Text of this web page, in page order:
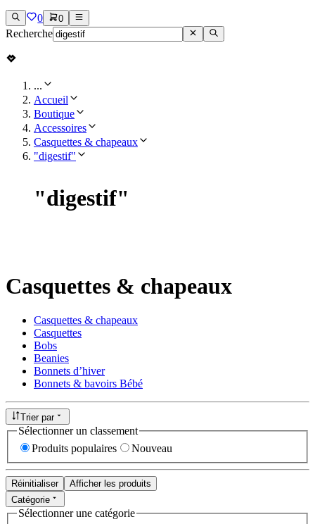
0 0
Recherche
...
Accueil
Boutique
Accessoires
Casquettes & chapeaux
"digestif"
"digestif"
Casquettes & chapeaux
Casquettes & chapeaux
Casquettes
Bobs
Beanies
Bonnets d’hiver
Bonnets & bavoirs Bébé
Trier par
Sélectionner un classement
Produits populaires
Nouveau
Réinitialiser
Afficher les produits
Catégorie
Sélectionner une catégorie